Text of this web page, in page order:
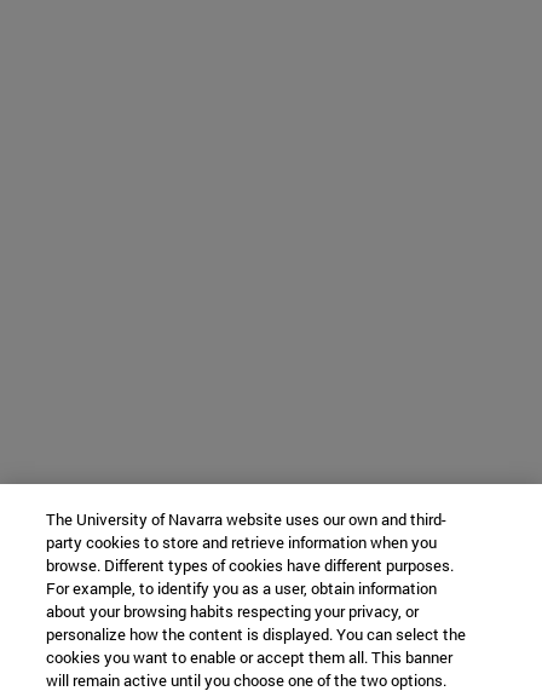
The University of Navarra website uses our own and third-
party cookies to store and retrieve information when you
browse. Different types of cookies have different purposes.
For example, to identify you as a user, obtain information
about your browsing habits respecting your privacy, or
personalize how the content is displayed. You can select the
cookies you want to enable or accept them all. This banner
will remain active until you choose one of the two options.